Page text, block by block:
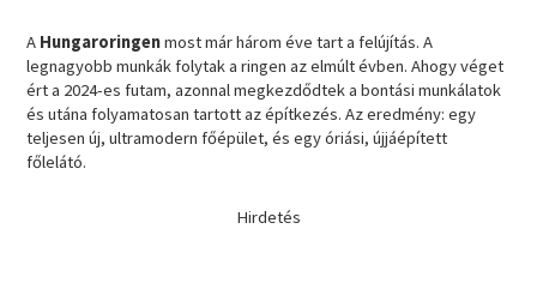
A Hungaroringenmost már három éve tart a felújítás. A
legnagyobb munkák folytak a ringen az elmúlt évben. Ahogy véget
ért a 2024-es futam, azonnal megkezdődtek a bontási munkálatok
és utána folyamatosan tartott az építkezés. Az eredmény: egy
teljesen új, ultramodern főépület, és egy óriási, újjáépített
főlelátó.
Hirdetés